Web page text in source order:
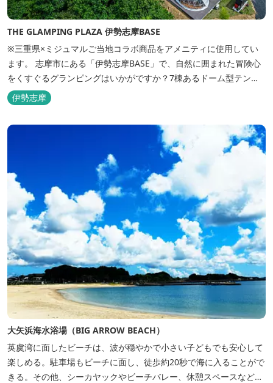
THE GLAMPING PLAZA 伊勢志摩BASE
※三重県×ミジュマルご当地コラボ商品をアメニティに使用してい
ます。 志摩市にある「伊勢志摩BASE」で、自然に囲まれた冒険心
をくすぐるグランピングはいかがですか？7棟あるドーム型テント
での宿泊やFREE BARのサービス、伊勢志摩の特産を使ったBBQ
が、楽しいひとときを演出します。温暖な伊勢志摩で、特別なリゾ
伊勢志摩
大矢浜海水浴場（BIG ARROW BEACH）
英虞湾に面したビーチは、波が穏やかで小さい子どもでも安心して
楽しめる。駐車場もビーチに面し、徒歩約20秒で海に入ることがで
きる。その他、シーカヤックやビーチバレー、休憩スペースなども